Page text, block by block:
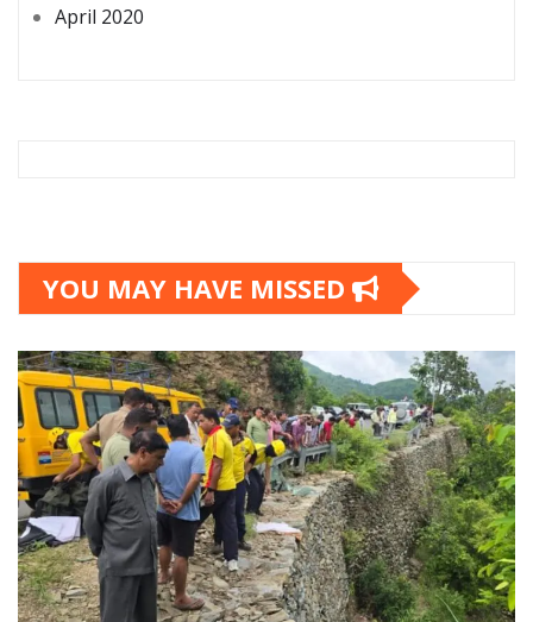
April 2020
YOU MAY HAVE MISSED